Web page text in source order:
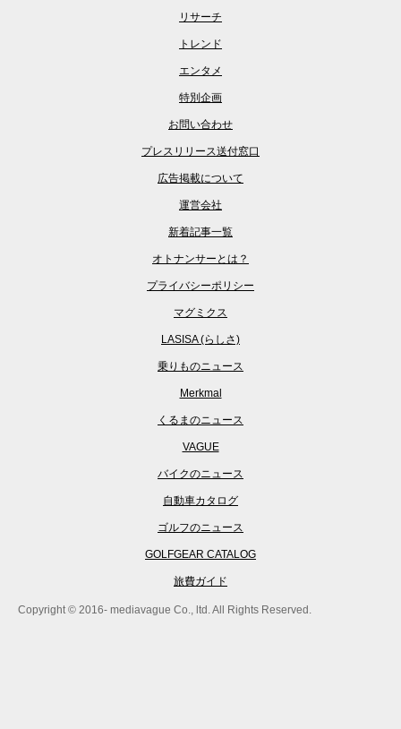
リサーチ
トレンド
エンタメ
特別企画
お問い合わせ
プレスリリース送付窓口
広告掲載について
運営会社
新着記事一覧
オトナンサーとは？
プライバシーポリシー
マグミクス
LASISA (らしさ)
乗りものニュース
Merkmal
くるまのニュース
VAGUE
バイクのニュース
自動車カタログ
ゴルフのニュース
GOLFGEAR CATALOG
旅費ガイド
Copyright © 2016- mediavague Co., ltd. All Rights Reserved.